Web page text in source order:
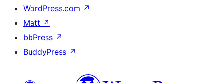
WordPress.com ↗
Matt ↗
bbPress ↗
BuddyPress ↗